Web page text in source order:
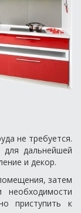
не требуется.
дальнейшей
и декор.
затем
приступить к